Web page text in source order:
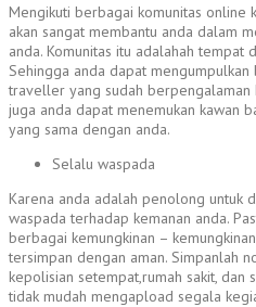
Mengikuti berbagai komunitas online
akan sangat membantu anda dalam
anda. Komunitas itu adalahah tempat
Sehingga anda dapat
traveller yang sudah berpengalaman
juga anda dapat menemukan kawan
yang sama dengan anda.
Selalu waspada
Karena anda adalah penolong untuk
waspada terhadap kemanan anda.
berbagai kemungkinan –
tersimpan dengan aman. Simpanlah
kepolisian setempat,rumah sakit, dan
tidak mudah mengapload segala